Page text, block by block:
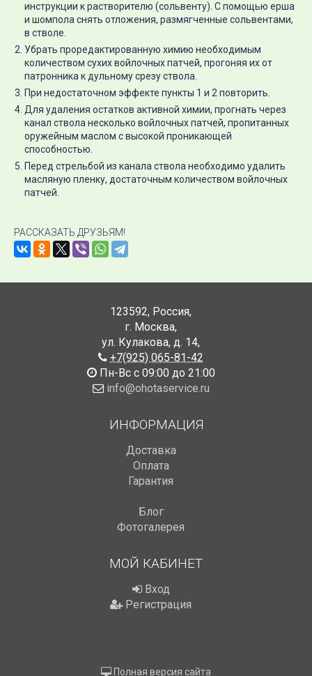
инструкции к растворителю (сольвенту). С помощью ерша
и шомпола снять отложения, размягченные сольвентами,
в стволе.
Убрать проредактированную химию необходимым
количеством сухих войлочных патчей, прогоняя их от
патронника к дульному срезу ствола.
При недостаточном эффекте пункты 1 и 2 повторить.
Для удаления остатков активной химии, прогнать через
канал ствола несколько войлочных патчей, пропитанных
оружейным маслом с высокой проникающей
способностью.
Перед стрельбой из канала ствола необходимо удалить
масляную пленку, достаточным количеством войлочных
патчей.
РАССКАЗАТЬ ДРУЗЬЯМ!
123592, Россия,
г. Москва,
ул. Кулакова, д. 14,
+7(925) 065-81-42
Пн-Вс с 09:00 до 21:00
info@ohotaservice.ru
ИНФОРМАЦИЯ
Доставка
Оплата
Гарантия
Блог
Фотогалерея
МОЙ КАБИНЕТ
Вход
Регистрация
Полная версия сайта